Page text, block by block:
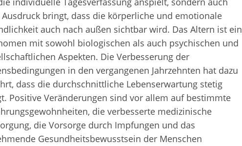
Zahnersatz
Produktsicherheit
Ausdruck bringt, dass die körperliche und emotionale
auch nach außen sichtbar wird. Das Altern ist ein
mit sowohl biologischen als auch psychischen und
Aspekten. Die Verbesserung der
in den vergangenen Jahrzehnten hat dazu
dass die durchschnittliche Lebenserwartung stetig
Positive Veränderungen sind vor allem auf bestimmte
die verbesserte medizinische
die Vorsorge durch Impfungen und das
Gesundheitsbewusstsein der Menschen